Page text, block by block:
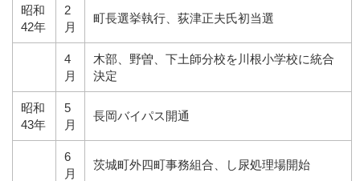
昭和
42年
2
月
町長選挙執行、荻津正夫氏初当選
4
月
木部、野曽、下土師分校を川根小学校に統合
決定
昭和
43年
5
月
長岡バイパス開通
6
月
茨城町外四町事務組合、し尿処理場開始